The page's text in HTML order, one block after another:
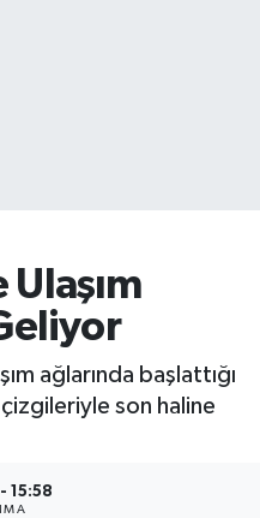
ağlarında başlattığı
çizgileriyle son haline
15:58